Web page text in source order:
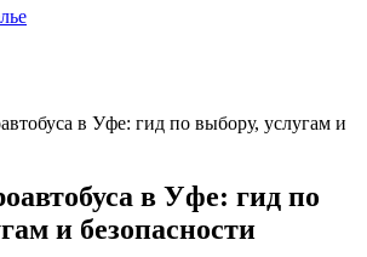
в Уфе: гид по выбору, услугам и
в Уфе: гид по
и безопасности